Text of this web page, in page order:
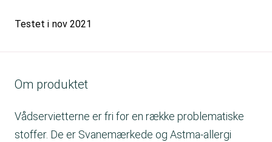
Testet i nov 2021
Om produktet
Vådservietterne er fri for en række problematiske
stoffer. De er Svanemærkede og Astma-allergi